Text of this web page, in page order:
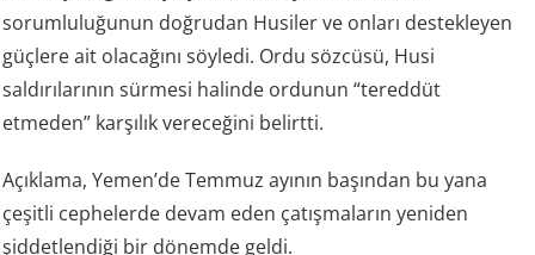
sorumluluğunun doğrudan Husiler ve onları destekleyen
güçlere ait olacağını söyledi. Ordu sözcüsü, Husi
saldırılarının sürmesi halinde ordunun “tereddüt
etmeden” karşılık vereceğini belirtti.
Açıklama, Yemen’de Temmuz ayının başından bu yana
çeşitli cephelerde devam eden çatışmaların yeniden
şiddetlendiği bir dönemde geldi.